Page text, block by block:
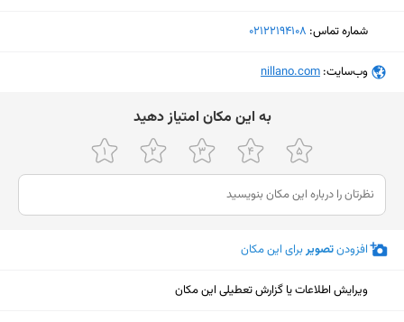
یکشنبه (امروز)
دوشنبه
پنجشنبه
۹ تا ۱۷
جمعه
تعطیل
شنبه
شماره تماس: ‎02122194108
وب‌سایت: ‎nillano.com
ﺑﻪ اﯾﻦ ﻣﮑﺎن اﻣﺘﯿﺎز دﻫﯿﺪ
افزودنتصویربرای این مکان
ویرایش اطلاعات یا گزارش تعطیلی این مکان